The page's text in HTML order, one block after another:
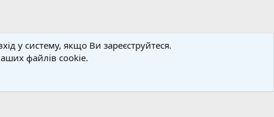
у систему, якщо Ви зареєструйтеся.
файлів cookie.